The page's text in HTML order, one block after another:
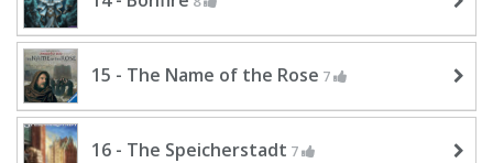
15 - The Name of the Rose 7
16 - The Speicherstadt 7